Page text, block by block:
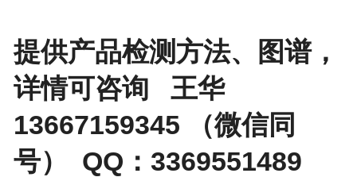
提供产品检测方法、图谱，
详情可咨询 王华
13667159345 （微信同
号） QQ：3369551489